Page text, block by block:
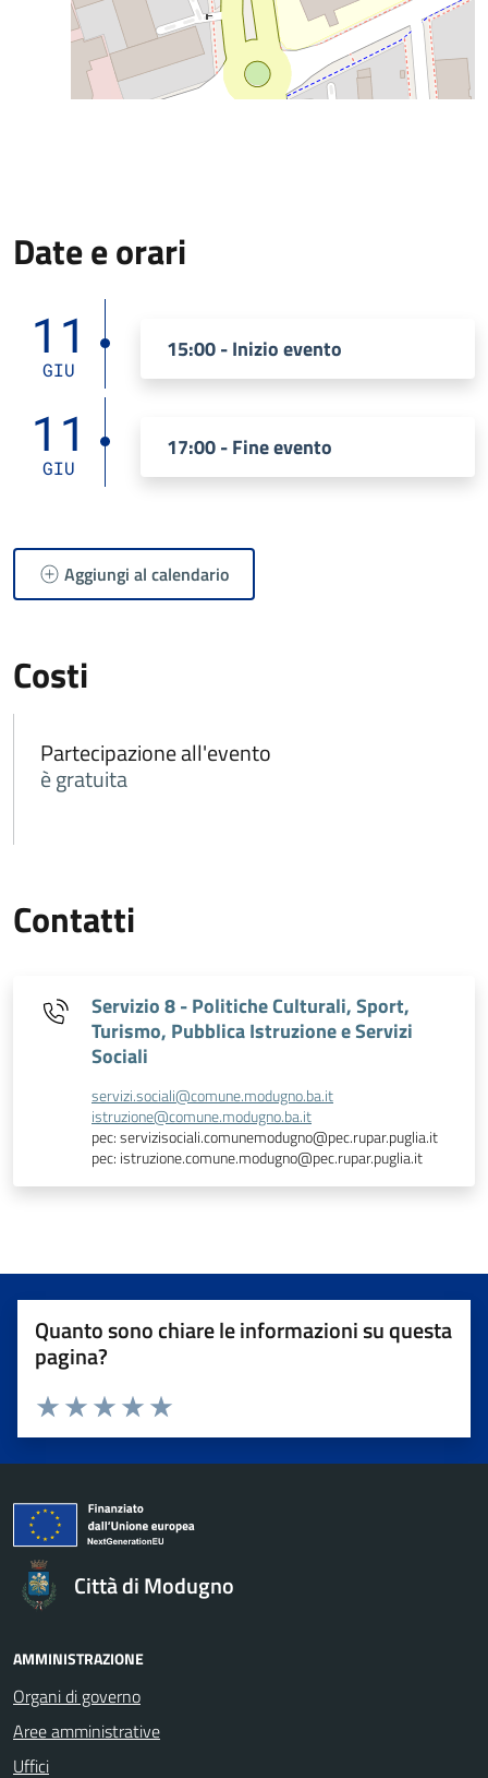
Date e orari
11
GIU
15:00 - Inizio evento
11
GIU
17:00 - Fine evento
Aggiungi al calendario
Costi
Partecipazione all'evento
è gratuita
Contatti
Servizio 8 - Politiche Culturali, Sport,
Turismo, Pubblica Istruzione e Servizi
Sociali
servizi.sociali@comune.modugno.ba.it
istruzione@comune.modugno.ba.it
pec: servizisociali.comunemodugno@pec.rupar.puglia.it
pec: istruzione.comune.modugno@pec.rupar.puglia.it
Quanto sono chiare le informazioni su questa
pagina?
Valuta da 1 a 5 stelle la pagina
Valuta 5 stelle su 5
Valuta 4 stelle su 5
Valuta 3 stelle su 5
Valuta 2 stelle su 5
Valuta 1 stelle su 5
Città di Modugno
AMMINISTRAZIONE
Organi di governo
Aree amministrative
Uffici